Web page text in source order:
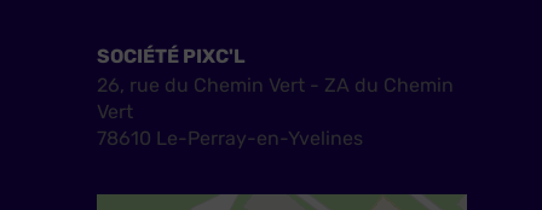
SOCIÉTÉ PIXC'L
26, rue du Chemin Vert - ZA du Chemin
Vert
78610 Le-Perray-en-Yvelines